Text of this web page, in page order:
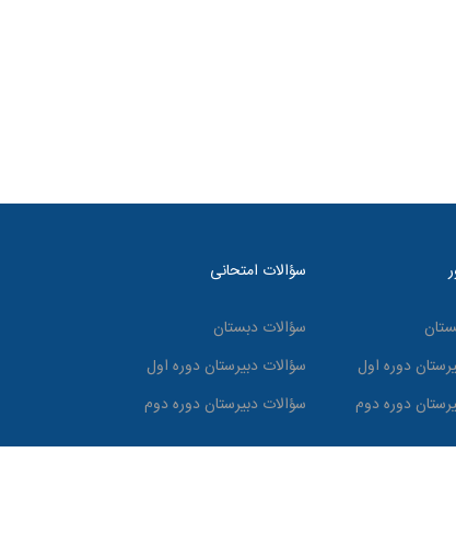
دوره اول
دوره دوم
سؤالات امتحانی
سؤالات دبستان
سؤالات دبیرستان دوره اول
سؤالات دبیرستان دوره دوم